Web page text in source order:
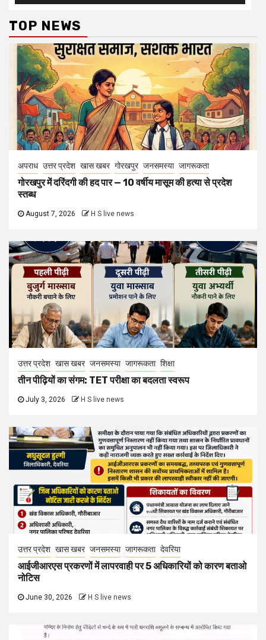
TOP NEWS
अपराध उत्तर प्रदेश खास खबर गोरखपुर जनसमस्या जागरूकता
गोरखपुर में दरिंदगी की हद पार — 10 वर्षीय मासूम की हत्या से प्रदेश
स्तब्ध
August 7, 2026 H S live news
उत्तर प्रदेश खास खबर जनसमस्या जागरूकता शिक्षा
तीन पीढ़ियों का संगम: TET परीक्षा का बदलता स्वरूप
July 3, 2026 H S live news
उत्तर प्रदेश खास खबर जनसमस्या जागरूकता देवरिया
आईजीआरएस प्रकरणों में लापरवाही पर 5 अधिकारियों को कारण बताओ
नोटिस
June 30, 2026 H S live news